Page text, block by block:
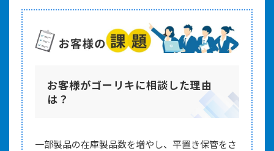
お客様がゴーリキに相談した理由
は？
一部製品の在庫製品数を増やし、平置き保管をさ